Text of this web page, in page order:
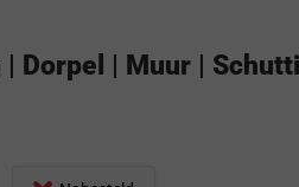
Dorpel | Muur |